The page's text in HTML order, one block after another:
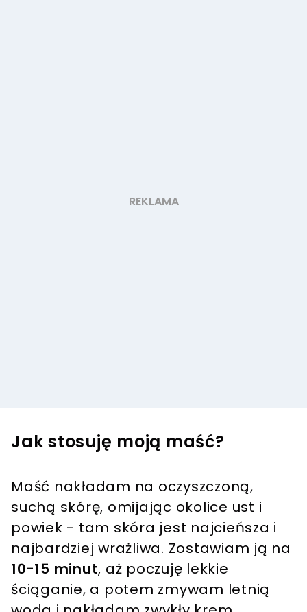
Jak stosuję moją maść?
Maść nakładam na oczyszczoną,
suchą skórę, omijając okolice ust i
powiek - tam skóra jest najcieńsza i
najbardziej wrażliwa. Zostawiam ją na
10-15 minut, aż poczuję lekkie
ściąganie, a potem zmywam letnią